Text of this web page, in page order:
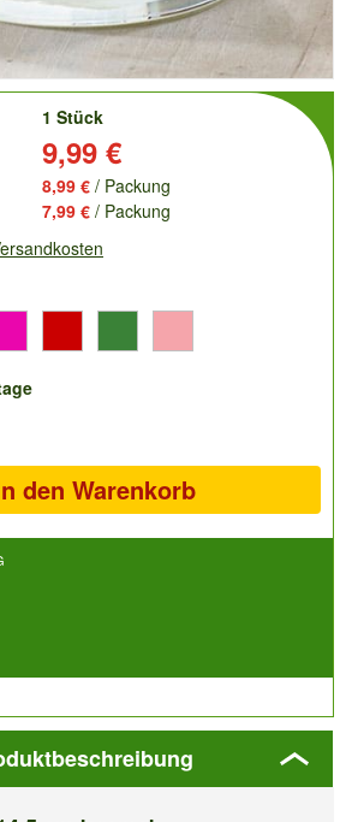
1 Stück
9,99 €
8,99 € / Packung
7,99 € / Packung
den Warenkorb